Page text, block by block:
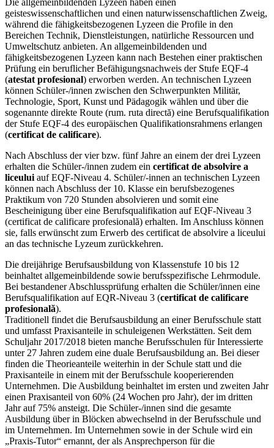
Die allgemeinbildenden Lyzeen haben einen
geisteswissenschaftlichen und einen naturwissenschaftlichen Zweig,
während die fähigkeitsbezogenen Lyzeen die Profile in den
Bereichen Technik, Dienstleistungen, natürliche Ressourcen und
Umweltschutz anbieten. An allgemeinbildenden und
fähigkeitsbezogenen Lyzeen kann nach Bestehen einer praktischen
Prüfung ein beruflicher Befähigungsnachweis der Stufe EQF-4
(atestat profesional) erworben werden. An technischen Lyzeen
können Schüler-/innen zwischen den Schwerpunkten Militär,
Technologie, Sport, Kunst und Pädagogik wählen und über die
sogenannte direkte Route (rum. ruta directă) eine Berufsqualifikation
der Stufe EQF-4 des europäischen Qualifikationsrahmens erlangen
(certificat de calificare).
Nach Abschluss der vier bzw. fünf Jahre an einem der drei Lyzeen
erhalten die Schüler-/innen zudem ein certificat de absolvire a
liceului auf EQF-Niveau 4. Schüler/-innen an technischen Lyzeen
können nach Abschluss der 10. Klasse ein berufsbezogenes
Praktikum von 720 Stunden absolvieren und somit eine
Bescheinigung über eine Berufsqualifikation auf EQF-Niveau 3
(certificat de calificare profesională) erhalten. Im Anschluss können
sie, falls erwünscht zum Erwerb des certificat de absolvire a liceului
an das technische Lyzeum zurückkehren.
Die dreijährige Berufsausbildung von Klassenstufe 10 bis 12
beinhaltet allgemeinbildende sowie berufsspezifische Lehrmodule.
Bei bestandener Abschlussprüfung erhalten die Schüler/innen eine
Berufsqualifikation auf EQR-Niveau 3 (certificat de calificare
profesională).
Traditionell findet die Berufsausbildung an einer Berufsschule statt
und umfasst Praxisanteile in schuleigenen Werkstätten. Seit dem
Schuljahr 2017/2018 bieten manche Berufsschulen für Interessierte
unter 27 Jahren zudem eine duale Berufsausbildung an. Bei dieser
finden die Theorieanteile weiterhin in der Schule statt und die
Praxisanteile in einem mit der Berufsschule kooperierenden
Unternehmen. Die Ausbildung beinhaltet im ersten und zweiten Jahr
einen Praxisanteil von 60% (24 Wochen pro Jahr), der im dritten
Jahr auf 75% ansteigt. Die Schüler-/innen sind die gesamte
Ausbildung über in Blöcken abwechselnd in der Berufsschule und
im Unternehmen. Im Unternehmen sowie in der Schule wird ein
„Praxis-Tutor“ ernannt, der als Ansprechperson für die